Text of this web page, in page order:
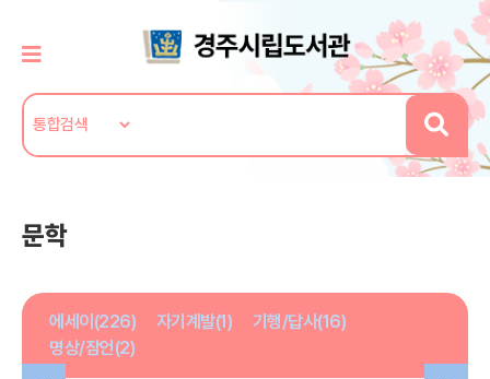
문학
에세이(226) 자기계발(1)
기행/답사(16)
명상/잠언(2)